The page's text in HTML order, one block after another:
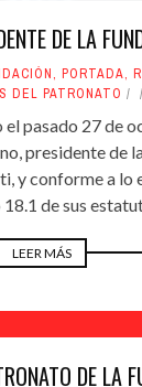
DE LA
, PORTADA,
DEL PATRONATO
pasado 27 de
presidente de
y conforme a lo
de sus
LEER MÁS
DE LA